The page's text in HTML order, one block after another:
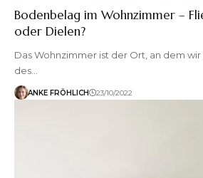
Bodenbelag im Wohnzimmer –
oder Dielen?
Das Wohnzimmer ist der Ort, an dem
des…
ANKE FRÖHLICH 23/10/2022